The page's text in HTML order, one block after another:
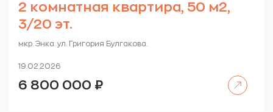
2 комнатная квартира, 50 м2,
3/20 эт.
мкр. Энка. ул. Григория Булгакова.
19.02.2026
6 800 000 ₽